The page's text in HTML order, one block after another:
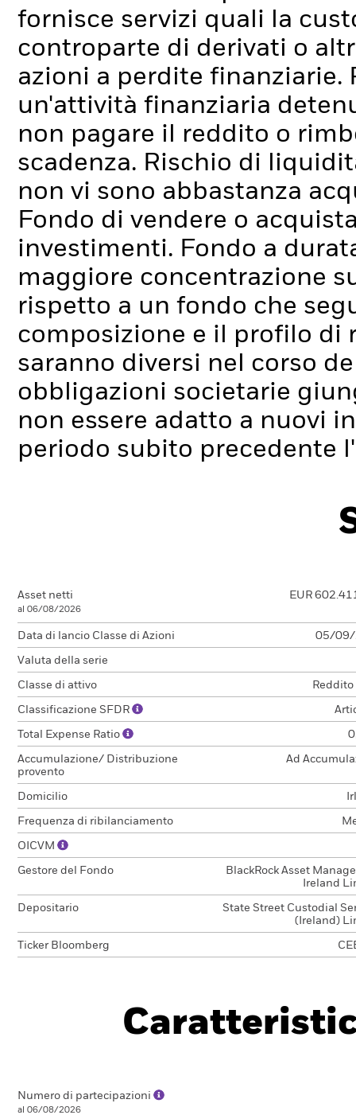
fornisce servizi quali la
controparte di derivati o
azioni a perdite finanziarie.
un'attività finanziaria
non pagare il reddito o
scadenza. Rischio di
non vi sono abbastanza
Fondo di vendere o
investimenti. Fondo a
maggiore concentrazione
rispetto a un fondo che
composizione e il profilo di
saranno diversi nel corso
obbligazioni societarie
non essere adatto a nuovi
periodo subito precedente
Asset netti
al 06/08/2026
EUR
Data di lancio Classe di Azioni 05/09/
Valuta della serie
Classe di attivo Reddito
Classificazione SFDR
Total Expense Ratio
Accumulazione/ Distribuzione
provento
Ad
Domicilio
Frequenza di ribilanciamento
OICVM
Gestore del Fondo
BlackRock Asset
Ireland
Depositario
State Street Custodial
(Ireland)
Ticker Bloomberg
Numero di partecipazioni
al 06/08/2026